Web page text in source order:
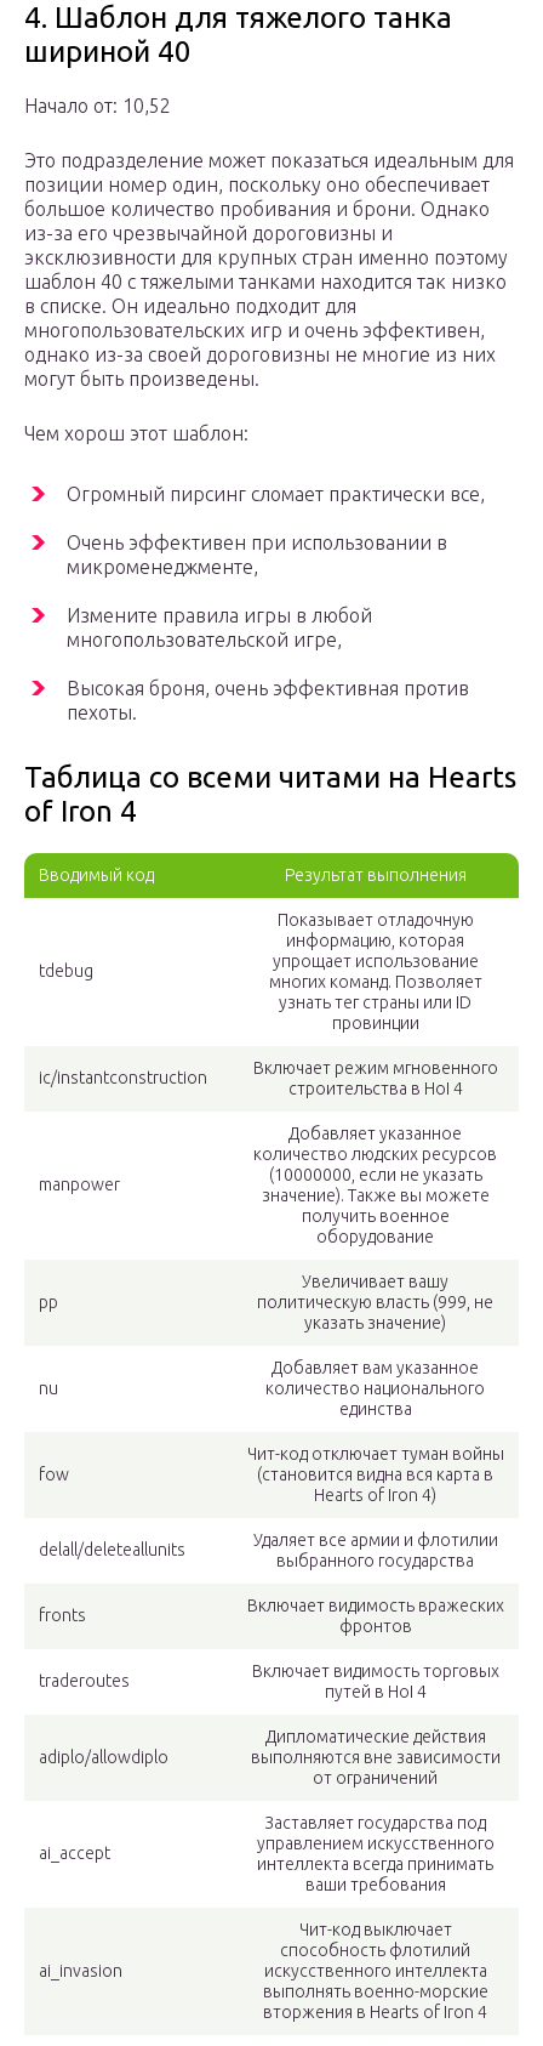
4. Шаблон для тяжелого танка
шириной 40
Начало от: 10,52
Это подразделение может показаться идеальным для
позиции номер один, поскольку оно обеспечивает
большое количество пробивания и брони. Однако
из-за его чрезвычайной дороговизны и
эксклюзивности для крупных стран именно поэтому
шаблон 40 с тяжелыми танками находится так низко
в списке. Он идеально подходит для
многопользовательских игр и очень эффективен,
однако из-за своей дороговизны не многие из них
могут быть произведены.
Чем хорош этот шаблон:
Огромный пирсинг сломает практически все,
Очень эффективен при использовании в
микроменеджменте,
Измените правила игры в любой
многопользовательской игре,
Высокая броня, очень эффективная против
пехоты.
Таблица со всеми читами на Hearts
of Iron 4
Вводимый код Результат выполнения
tdebug
Показывает отладочную
информацию, которая
упрощает использование
многих команд. Позволяет
узнать тег страны или ID
провинции
ic/instantconstruction
Включает режим мгновенного
строительства в HoI 4
manpower
Добавляет указанное
количество людских ресурсов
(10000000, если не указать
значение). Также вы можете
получить военное
оборудование
pp
Увеличивает вашу
политическую власть (999, не
указать значение)
nu
Добавляет вам указанное
количество национального
единства
fow
Чит-код отключает туман войны
(становится видна вся карта в
Hearts of Iron 4)
delall/deleteallunits
Удаляет все армии и флотилии
выбранного государства
fronts
Включает видимость вражеских
фронтов
traderoutes
Включает видимость торговых
путей в HoI 4
adiplo/allowdiplo
Дипломатические действия
выполняются вне зависимости
от ограничений
ai_accept
Заставляет государства под
управлением искусственного
интеллекта всегда принимать
ваши требования
ai_invasion
Чит-код выключает
способность флотилий
искусственного интеллекта
выполнять военно-морские
вторжения в Hearts of Iron 4